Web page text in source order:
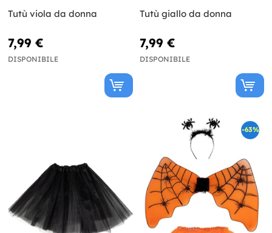
Tutù viola da donna
7,99 €
DISPONIBILE
Tutù giallo da donna
7,99 €
DISPONIBILE
-63%